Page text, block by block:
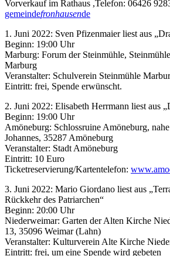
Vorverkauf im Rathaus ,Telefon: 06426
gemeindefronhausende
1. Juni 2022: Sven Pfizenmaier liest aus
Beginn: 19:00 Uhr
Marburg: Forum der Steinmühle,
Marburg
Veranstalter: Schulverein Steinmühle
Eintritt: frei, Spende erwünscht.
2. Juni 2022: Elisabeth Herrmann liest aus
Beginn: 19:00 Uhr
Amöneburg: Schlossruine Amöneburg,
Johannes, 35287 Amöneburg
Veranstalter: Stadt Amöneburg
Eintritt: 10 Euro
Ticketreservierung/Kartentelefon:
3. Juni 2022: Mario Giordano liest aus
Rückkehr des Patriarchen“
Beginn: 20:00 Uhr
Niederweimar: Garten der Alten Kirche
13, 35096 Weimar (Lahn)
Veranstalter: Kulturverein Alte Kirche
Eintritt: frei, um eine Spende wird gebeten